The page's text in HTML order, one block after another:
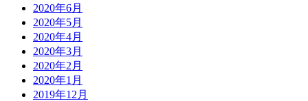
2020年6月
2020年5月
2020年4月
2020年3月
2020年2月
2020年1月
2019年12月